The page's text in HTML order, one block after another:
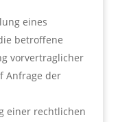
eines
betroffene
vorvertraglicher
Anfrage der
einer rechtlichen